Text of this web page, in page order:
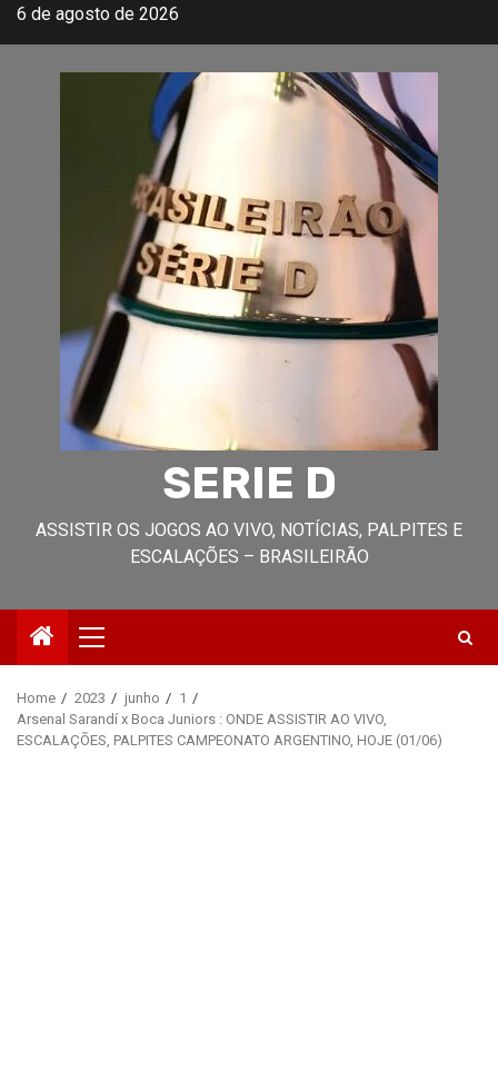
Skip6 de agosto de 2026
SERIE D
ASSISTIR OS JOGOS AO VIVO, NOTÍCIAS, PALPITES E
ESCALAÇÕES – BRASILEIRÃO
Primary
Menu
Home 2023 junho
1
Arsenal Sarandí x Boca Juniors : ONDE ASSISTIR AO VIVO,
ESCALAÇÕES, PALPITES CAMPEONATO ARGENTINO, HOJE (01/06)